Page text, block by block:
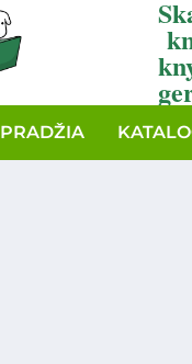
PRADŽIA